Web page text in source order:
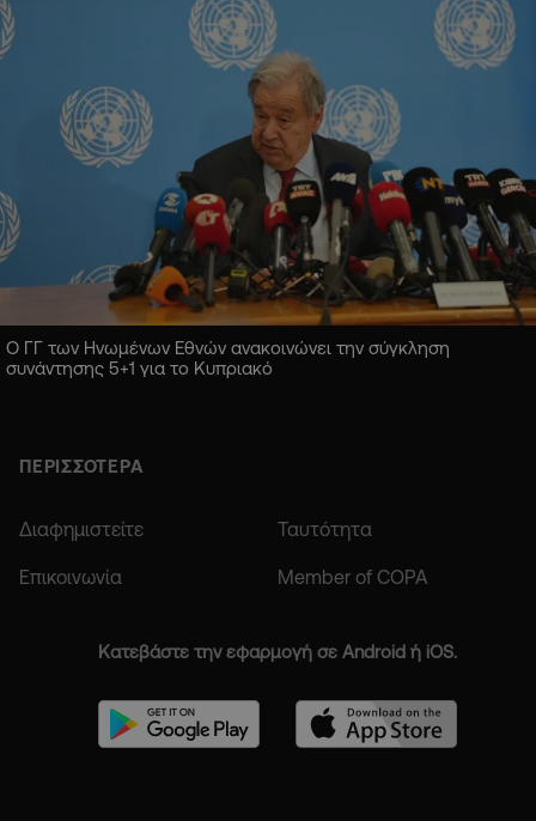
Ο ΓΓ των Ηνωμένων Εθνών ανακοινώνει την σύγκληση
συνάντησης 5+1 για το Κυπριακό
ΠΕΡΙΣΣΟΤΕΡΑ
Διαφημιστείτε Ταυτότητα
Επικοινωνία Member of COPA
Κατεβάστε την εφαρμογή σε Android ή iOS.